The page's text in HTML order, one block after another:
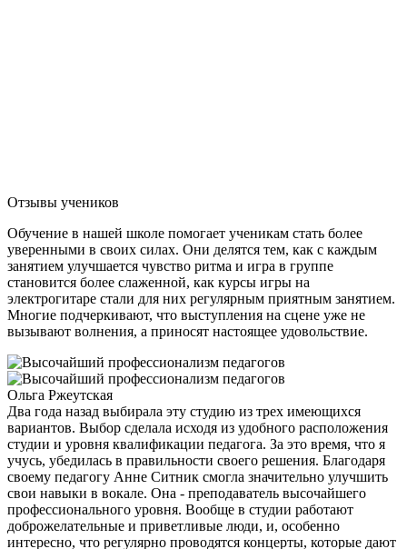
Отзывы учеников
Обучение в нашей школе помогает ученикам стать более
уверенными в своих силах. Они делятся тем, как с каждым
занятием улучшается чувство ритма и игра в группе
становится более слаженной, как курсы игры на
электрогитаре стали для них регулярным приятным занятием.
Многие подчеркивают, что выступления на сцене уже не
вызывают волнения, а приносят настоящее удовольствие.
Ольга Ржеутская
Два года назад выбирала эту студию из трех имеющихся
вариантов. Выбор сделала исходя из удобного расположения
студии и уровня квалификации педагога. За это время, что я
учусь, убедилась в правильности своего решения. Благодаря
своему педагогу Анне Ситник смогла значительно улучшить
свои навыки в вокале. Она - преподаватель высочайшего
профессионального уровня. Вообще в студии работают
доброжелательные и приветливые люди, и, особенно
интересно, что регулярно проводятся концерты, которые дают